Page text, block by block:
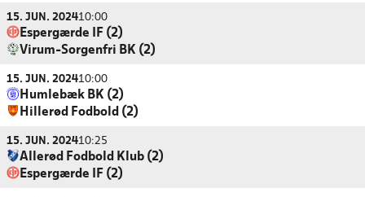
15. JUN. 202410:00
Espergærde IF (2)
Virum-Sorgenfri BK (2)
15. JUN. 202410:00
Humlebæk BK (2)
Hillerød Fodbold (2)
15. JUN. 202410:25
Allerød Fodbold Klub (2)
Espergærde IF (2)